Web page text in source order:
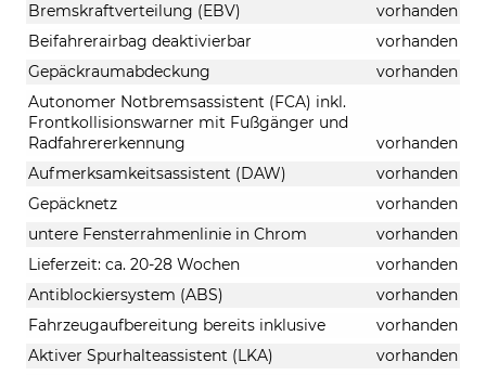
Bremskraftverteilung (EBV)
vorhanden
Beifahrerairbag deaktivierbar
vorhanden
Gepäckraumabdeckung
vorhanden
Autonomer Notbremsassistent (FCA) inkl.
Frontkollisionswarner mit Fußgänger und
Radfahrererkennung
vorhanden
Aufmerksamkeitsassistent (DAW)
vorhanden
Gepäcknetz
vorhanden
untere Fensterrahmenlinie in Chrom
vorhanden
Lieferzeit: ca. 20-28 Wochen
vorhanden
Antiblockiersystem (ABS)
vorhanden
Fahrzeugaufbereitung bereits inklusive
vorhanden
Aktiver Spurhalteassistent (LKA)
vorhanden